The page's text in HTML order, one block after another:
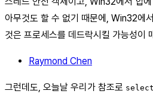
아무것도 할 수 없기 때문에, Win32에
것은 프로세스를 데드락시킬 가능성이
Raymond Chen
그런데도, 오늘날 우리가 참조로